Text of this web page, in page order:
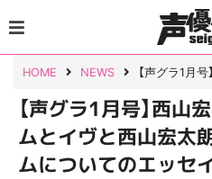
to
content
HOME NEWS 【声グラ1月
【声グラ1月号】西山
ムとイヴと西山宏太
ムについてのエッセ